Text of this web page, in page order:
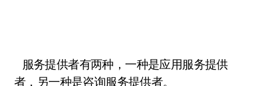
服务提供者有两种，一种是应用服务提供
者，另一种是咨询服务提供者。